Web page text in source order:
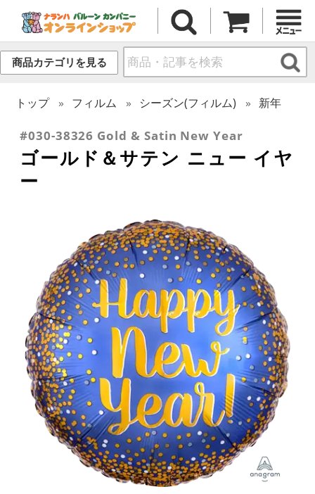
商品カテゴリを見る
トップ フィルム シーズン(フィルム) 新年
#030-38326 Gold & Satin New Year
ゴールド＆サテン ニュー イヤ
ー